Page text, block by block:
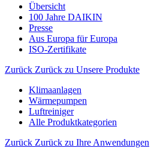
Übersicht
100 Jahre DAIKIN
Presse
Aus Europa für Europa
ISO-Zertifikate
Zurück Zurück zu Unsere Produkte
Klimaanlagen
Wärmepumpen
Luftreiniger
Alle Produktkategorien
Zurück Zurück zu Ihre Anwendungen